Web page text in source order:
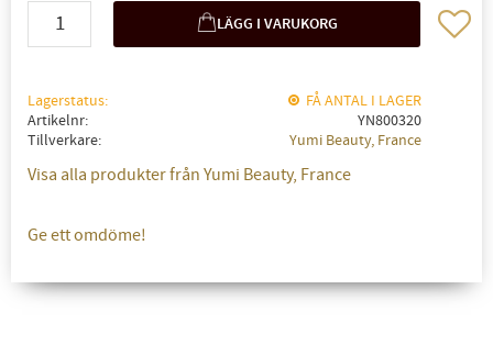
Lägg
Lagerstatus
FÅ ANTAL I LAGER
Artikelnr
YN800320
Tillverkare
Yumi Beauty, France
Visa alla produkter från Yumi Beauty, France
Ge ett omdöme!